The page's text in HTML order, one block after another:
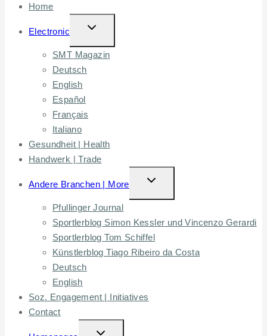
Home
Electronic
TOGGLE
CHILD
MENU
SMT Magazin
Deutsch
English
Español
Français
Italiano
Gesundheit | Health
Handwerk | Trade
Andere Branchen | More
TOGGLE
CHILD
Pfullinger Journal
Sportlerblog Simon Kessler und Vincenzo Gerardi
Sportlerblog Tom Schiffel
Künstlerblog Tiago Ribeiro da Costa
Deutsch
English
Soz. Engagement | Initiatives
Contact
TOGGLE